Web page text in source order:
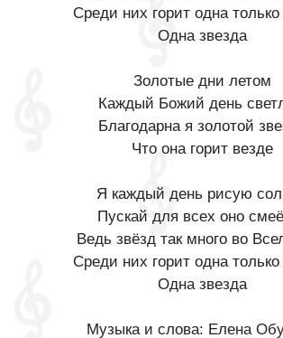
Среди них горит одна только
Одна звезда
Золотые дни летом
Каждый Божий день
Благодарна я золотой
Что она горит везде
Я каждый день рисую
Пускай для всех оно
Ведь звёзд так много во
Среди них горит одна только
Одна звезда
Музыка и слова: Елена